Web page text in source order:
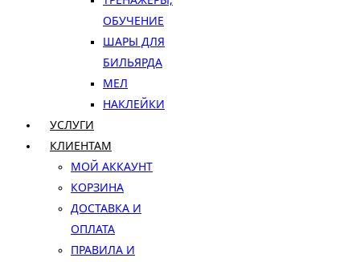
ОБУЧЕНИЕ
ШАРЫ ДЛЯ
БИЛЬЯРДА
МЕЛ
НАКЛЕЙКИ
УСЛУГИ
КЛИЕНТАМ
МОЙ АККАУНТ
КОРЗИНА
ДОСТАВКА И
ОПЛАТА
ПРАВИЛА И